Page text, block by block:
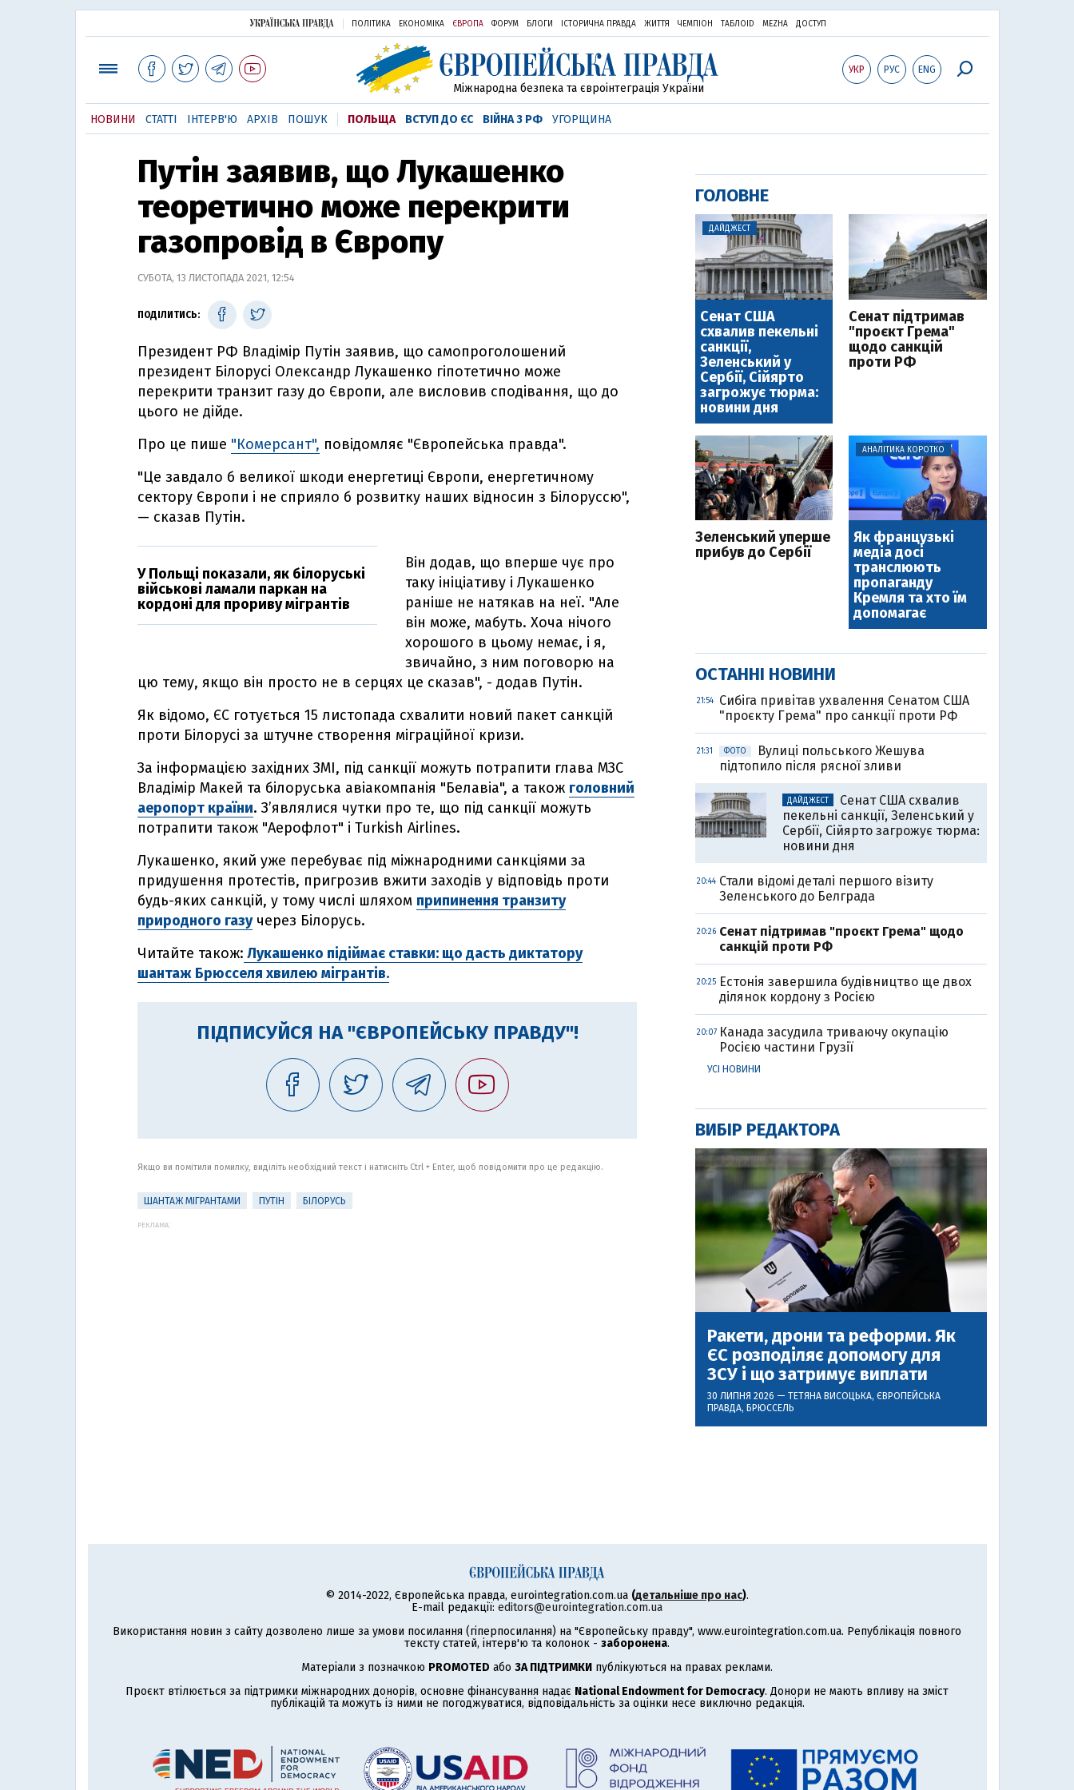
ПОЛІТИКА ЕКОНОМІКА ЄВРОПА ФОРУМ БЛОГИ ІСТОРИЧНА ПРАВДА ЖИТТЯ ЧЕМПІОН ТАБЛОID MEZHA ДОСТУП
УКР РУС ENG
Міжнародна безпека та євроінтеграція України
НОВИНИ СТАТТІ ІНТЕРВ'Ю АРХІВ ПОШУК ПОЛЬЩА ВСТУП ДО ЄС ВІЙНА З РФ УГОРЩИНА
Путін заявив, що Лукашенко
теоретично може перекрити
газопровід в Європу
СУБОТА, 13 ЛИСТОПАДА 2021, 12:54
ПОДІЛИТИСЬ:
Президент РФ Владімір Путін заявив, що самопроголошений
президент Білорусі Олександр Лукашенко гіпотетично може
перекрити транзит газу до Європи, але висловив сподівання, що до
цього не дійде.
Про це пише "Комерсант", повідомляє "Європейська правда".
"Це завдало б великої шкоди енергетиці Європи, енергетичному
сектору Європи і не сприяло б розвитку наших відносин з Білоруссю",
— сказав Путін.
У Польщі показали, як білоруські
військові ламали паркан на
кордоні для прориву мігрантів
Він додав, що вперше чує про
таку ініціативу і Лукашенко
раніше не натякав на неї. "Але
він може, мабуть. Хоча нічого
хорошого в цьому немає, і я,
звичайно, з ним поговорю на
цю тему, якщо він просто не в серцях це сказав", - додав Путін.
Як відомо, ЄС готується 15 листопада схвалити новий пакет санкцій
проти Білорусі за штучне створення міграційної кризи.
За інформацією західних ЗМІ, під санкції можуть потрапити глава МЗС
Владімір Макей та білоруська авіакомпанія "Белавіа", а також головний
аеропорт країни. З’являлися чутки про те, що під санкції можуть
потрапити також "Аерофлот" і Turkish Airlines.
Лукашенко, який уже перебуває під міжнародними санкціями за
придушення протестів, пригрозив вжити заходів у відповідь проти
будь-яких санкцій, у тому числі шляхом припинення транзиту
природного газучерез Білорусь.
Читайте також: Лукашенко підіймає ставки: що дасть диктатору
шантаж Брюсселя хвилею мігрантів.
ПІДПИСУЙСЯ НА "ЄВРОПЕЙСЬКУ ПРАВДУ"!
Якщо ви помітили помилку, виділіть необхідний текст і натисніть Ctrl + Enter, щоб повідомити про це редакцію.
ШАНТАЖ МІГРАНТАМИ ПУТІН БІЛОРУСЬ
РЕКЛАМА:
ГОЛОВНЕ
ДАЙДЖЕСТ
Сенат США
схвалив пекельні
санкції,
Зеленський у
Сербії, Сійярто
загрожує тюрма:
новини дня
Cенат підтримав
"проєкт Грема"
щодо санкцій
проти РФ
Зеленський уперше
прибув до Сербії
АНАЛІТИКА КОРОТКО
Як французькі
медіа досі
транслюють
пропаганду
Кремля та хто їм
допомагає
ОСТАННІ НОВИНИ
21:54
Cибіга привітав ухвалення Сенатом США
"проєкту Грема" про санкції проти РФ
21:31 ФОТО
Вулиці польського Жешува
підтопило після рясної зливи
ДАЙДЖЕСТ
Сенат США схвалив
пекельні санкції, Зеленський у
Сербії, Сійярто загрожує тюрма:
новини дня
20:44 Стали відомі деталі першого візиту
Зеленського до Белграда
20:26 Cенат підтримав "проєкт Грема" щодо
санкцій проти РФ
20:25
Естонія завершила будівництво ще двох
ділянок кордону з Росією
20:07 Канада засудила триваючу окупацію
Росією частини Грузії
УСІ НОВИНИ
ВИБІР РЕДАКТОРА
Ракети, дрони та реформи. Як
ЄС розподіляє допомогу для
ЗСУ і що затримує виплати
30 ЛИПНЯ 2026 — ТЕТЯНА ВИСОЦЬКА, ЄВРОПЕЙСЬКА
ПРАВДА, БРЮССЕЛЬ
© 2014-2022, Європейська правда, eurointegration.com.ua (детальніше про нас).
E-mail редакції: editors@eurointegration.com.ua
Використання новин з сайту дозволено лише за умови посилання (гіперпосилання) на "Європейську правду", www.eurointegration.com.ua. Републікація повного
тексту статей, інтерв'ю та колонок - заборонена.
Матеріали з позначкою PROMOTED або ЗА ПІДТРИМКИ публікуються на правах реклами.
Проєкт втілюється за підтримки міжнародних донорів, основне фінансування надає National Endowment for Democracy. Донори не мають впливу на зміст
публікацій та можуть із ними не погоджуватися, відповідальність за оцінки несе виключно редакція.